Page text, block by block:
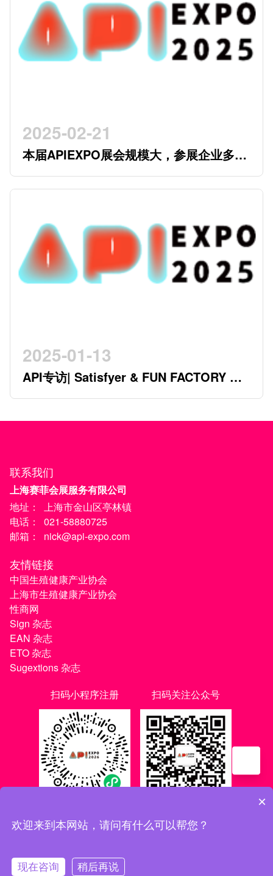
2025-02-21
本届APIEXPO展会规模大，参展企业多，
参观观众多，看展时间紧，怎么办？
2025-01-13
API专访| Satisfyer & FUN FACTORY 开
创行业新时代的德系双星
联系我们
上海赛菲会展服务有限公司
地址：
上海市金山区亭林镇
电话：
021-58880725
邮箱：
nick@api-expo.com
友情链接
中国生殖健康产业协会
上海市生殖健康产业协会
性商网
Sign 杂志
EAN 杂志
ETO 杂志
Sugextions 杂志
扫码小程序注册
扫码关注公众号
沪ICP备20021056号-1 | 沪ICP备20021056号-3
×
欢迎来到本网站，请问有什么可以帮您？
现在咨询 稍后再说